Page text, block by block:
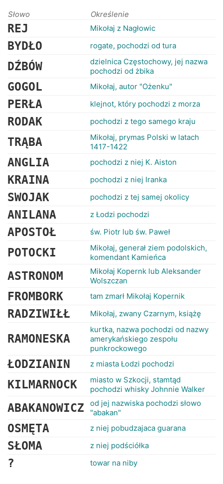
Słowo Określenie
REJ Mikołaj z Nagłowic
BYDŁO rogate, pochodzi od tura
DŹBÓW
dzielnica Częstochowy, jej nazwa
pochodzi od żbika
GOGOL Mikołaj, autor "Ożenku"
PERŁA klejnot, który pochodzi z morza
RODAK pochodzi z tego samego kraju
TRĄBA
Mikołaj, prymas Polski w latach
1417-1422
ANGLIA pochodzi z niej K. Aiston
KRAINA pochodzi z niej Iranka
SWOJAK pochodzi z tej samej okolicy
ANILANA z Łodzi pochodzi
APOSTOŁ św. Piotr lub św. Paweł
POTOCKI
Mikołaj, generał ziem podolskich,
komendant Kamieńca
ASTRONOM
Mikołaj Kopernk lub Aleksander
Wolszczan
FROMBORK tam zmarł Mikołaj Kopernik
RADZIWIŁŁ Mikołaj, zwany Czarnym, książę
RAMONESKA
kurtka, nazwa pochodzi od nazwy
amerykańskiego zespołu
punkrockowego
ŁODZIANIN z miasta Łodzi pochodzi
KILMARNOCK
miasto w Szkocji, stamtąd
pochodzi whisky Johnnie Walker
ABAKANOWICZ
od jej nazwiska pochodzi słowo
"abakan"
OSMĘTA z niej pobudzajaca guarana
SŁOMA z niej podściółka
? towar na niby